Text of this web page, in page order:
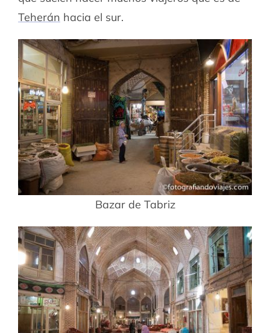
Teherán hacia el sur.
Bazar de Tabriz